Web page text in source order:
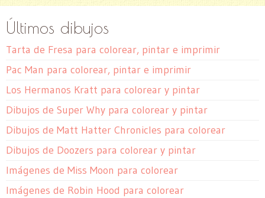
Últimos dibujos
Tarta de Fresa para colorear, pintar e imprimir
Pac Man para colorear, pintar e imprimir
Los Hermanos Kratt para colorear y pintar
Dibujos de Super Why para colorear y pintar
Dibujos de Matt Hatter Chronicles para colorear
Dibujos de Doozers para colorear y pintar
Imágenes de Miss Moon para colorear
Imágenes de Robin Hood para colorear